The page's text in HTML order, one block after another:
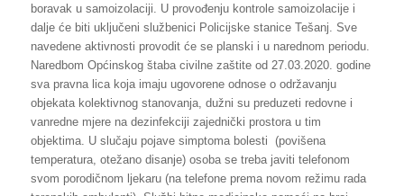
boravak u samoizolaciji. U provođenju kontrole samoizolacije i
dalje će biti uključeni službenici Policijske stanice Tešanj. Sve
navedene aktivnosti provodit će se planski i u narednom periodu.
Naredbom Općinskog štaba civilne zaštite od 27.03.2020. godine
sva pravna lica koja imaju ugovorene odnose o održavanju
objekata kolektivnog stanovanja, dužni su preduzeti redovne i
vanredne mjere na dezinfekciji zajednički prostora u tim
objektima. U slučaju pojave simptoma bolesti (povišena
temperatura, otežano disanje) osoba se treba javiti telefonom
svom porodičnom ljekaru (na telefone prema novom režimu rada